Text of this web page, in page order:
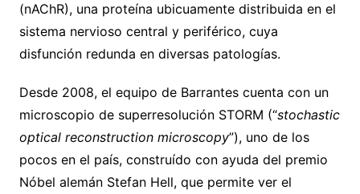
(nAChR), una proteína ubicuamente distribuida en el
sistema nervioso central y periférico, cuya
disfunción redunda en diversas patologías.
Desde 2008, el equipo de Barrantes cuenta con un
microscopio de superresolución STORM (“stochastic
optical reconstruction microscopy”), uno de los
pocos en el país, construído con ayuda del premio
Nóbel alemán Stefan Hell, que permite ver el